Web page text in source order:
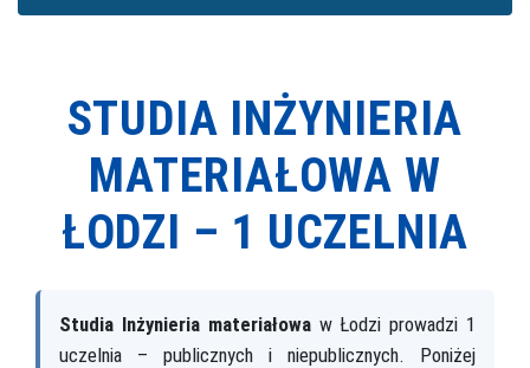
STUDIA INŻYNIERIA
MATERIAŁOWA W
ŁODZI – 1 UCZELNIA
Studia Inżynieria materiałowaw Łodzi prowadzi 1
uczelnia – publicznych i niepublicznych. Poniżej